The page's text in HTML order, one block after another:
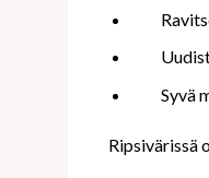
Syvä
Ripsivärissä